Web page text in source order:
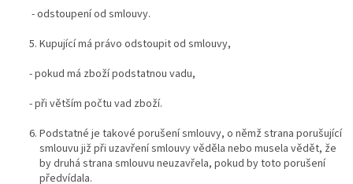
- odstoupení od smlouvy.
Kupující má právo odstoupit od smlouvy,
- pokud má zboží podstatnou vadu,
- při větším počtu vad zboží.
Podstatné je takové porušení smlouvy, o němž strana porušující
smlouvu již při uzavření smlouvy věděla nebo musela vědět, že
by druhá strana smlouvu neuzavřela, pokud by toto porušení
předvídala.